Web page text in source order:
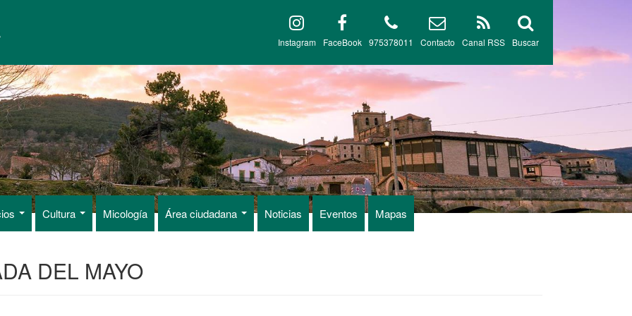
Buscar
Canal RSS
Contacto
975378011
FaceBook
Instagram
Cultura Micología Área ciudadana Noticias Eventos Mapas
DEL MAYO